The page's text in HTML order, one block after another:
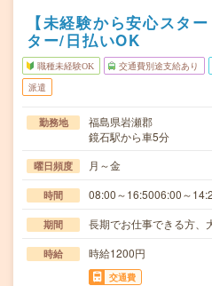
【未経験から安心スタ
ター/日払いOK
職種未経験OK 交通費別途支給あり
派遣
勤務地
福島県岩瀬郡
鏡石駅から車5分
曜日頻度 月～金
時間 08:00～16:5006:00～
期間 長期でお仕事できる方、
時給 時給1200円
交通費